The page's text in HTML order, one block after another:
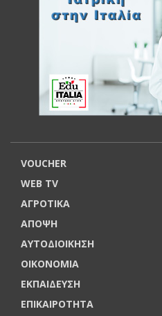
VOUCHER
WEB TV
ΑΓΡΟΤΙΚΑ
ΑΠΟΨΗ
ΑΥΤΟΔΙΟΙΚΗΣΗ
ΟΙΚΟΝΟΜΙΑ
ΕΚΠΑΙΔΕΥΣΗ
ΕΠΙΚΑΙΡΟΤΗΤΑ